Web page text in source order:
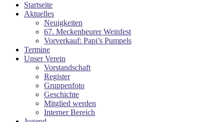
Startseite
Aktuelles
Neuigkeiten
67. Meckenbeurer Weinfest
Vorverkauf: Papi’s Pumpels
Termine
Unser Verein
Vorstandschaft
Register
Gruppenfoto
Geschichte
Mitglied werden
Interner Bereich